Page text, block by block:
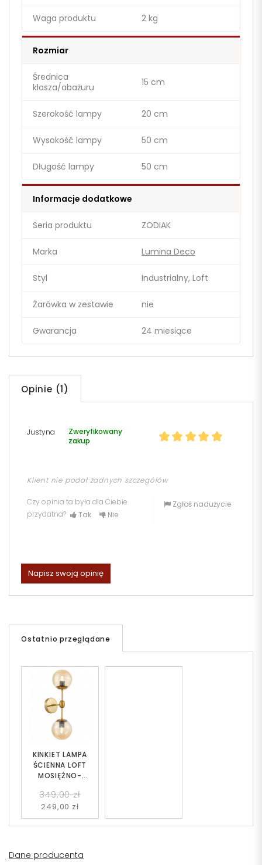
Waga produktu 2 kg
Rozmiar
Średnica
klosza/abażuru
15 cm
Szerokość lampy 20 cm
Wysokość lampy 50 cm
Długość lampy 50 cm
Informacje dodatkowe
Seria produktu ZODIAK
Marka Lumina Deco
Styl Industrialny, Loft
Żarówka w zestawie nie
Gwarancja 24 miesiące
Opinie (1)
Justyna
Zweryfikowany
zakup
Klient nie podał żadnych szczegółów
Czy opinia ta była dla Ciebie
przydatna?
Tak Nie
Zgłoś nadużycie
Napisz swoją opinię
Ostatnio przeglądane
KINKIET LAMPA
ŚCIENNA LOFT
MOSIĘŻNO-
ZODIAK W2
349,00 zł
249,00 zł
Dane producenta